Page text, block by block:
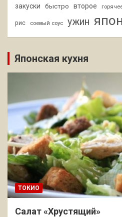
закуски
быстро второе
рис соевый соус ужин
Японская кухня
ТОКИО
Салат «Хрустящий»